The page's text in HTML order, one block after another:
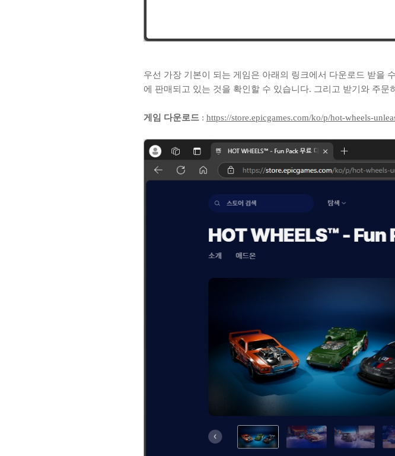
우선 가장 기본이 되는 게임은 아래의 링크에서 다운로드 받을
에 판매되고 있는 것을 확인할 수 있습니다. 그리고 받기와 주
게임 다운로드 : https://store.epicgames.com/ko/p/hot-wheels-